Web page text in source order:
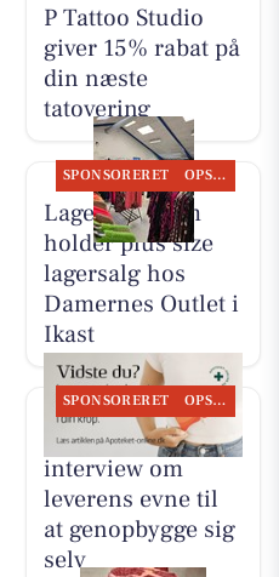
P Tattoo Studio
giver 15% rabat på
din næste
tatovering
SPONSORERET OPSLAGSTAVLEN
Lagersalg.com
holder plus size
lagersalg hos
Damernes Outlet i
Ikast
SPONSORERET OPSLAGSTAVLEN
Ikast Apotek deler
interview om
leverens evne til
at genopbygge sig
selv